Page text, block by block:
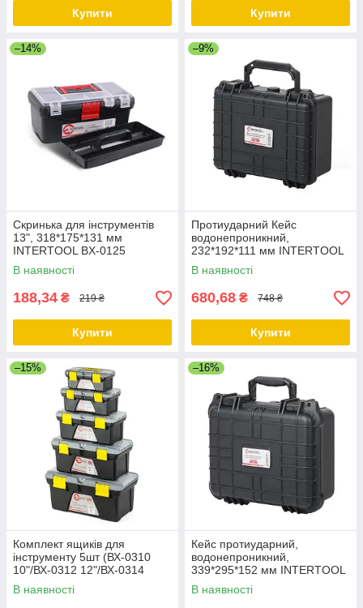
Купити Купити
–14%
Скринька для інструментів
13", 318*175*131 мм
INTERTOOL BX-0125
В наявності
188,34 ₴ 219 ₴
Купити
–9%
Протиударний Кейс
водонепроникний,
232*192*111 мм INTERTOOL
BX-0151
В наявності
680,68 ₴ 748 ₴
Купити
–15%
Комплект ящиків для
інструменту 5шт (ВХ-0310
10"/ВХ-0312 12"/ВХ-0314
14"/BX-0316 16.5"/BX-0318
18.5")
В наявності
–16%
Кейс протиударний,
водонепроникний,
339*295*152 мм INTERTOOL
BX-0152
В наявності